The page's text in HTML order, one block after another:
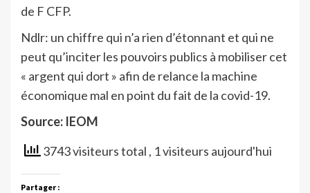
de F CFP.
Ndlr: un chiffre qui n’a rien d’étonnant et qui ne
peut qu’inciter les pouvoirs publics à mobiliser cet
« argent qui dort » afin de relance la machine
économique mal en point du fait de la covid-19.
Source: IEOM
3743 visiteurs total , 1 visiteurs aujourd'hui
Partager :